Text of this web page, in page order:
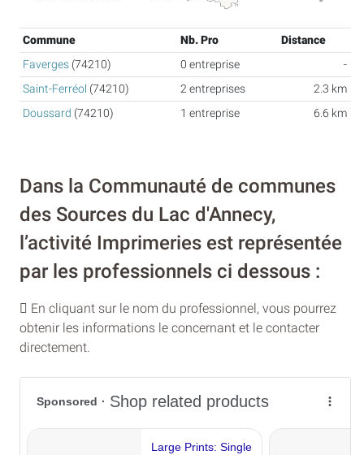
Commune Nb. Pro
Distance
Faverges (74210) 0 entreprise
-
Saint-Ferréol (74210) 2 entreprises
2.3 km
Doussard (74210) 1 entreprise 6.6 km
Dans la Communauté de communes
des Sources du Lac d'Annecy,
l’activité Imprimeries est représentée
par les professionnels ci dessous :
En cliquant sur le nom du professionnel, vous pourrez
obtenir les informations le concernant et le contacter
directement.